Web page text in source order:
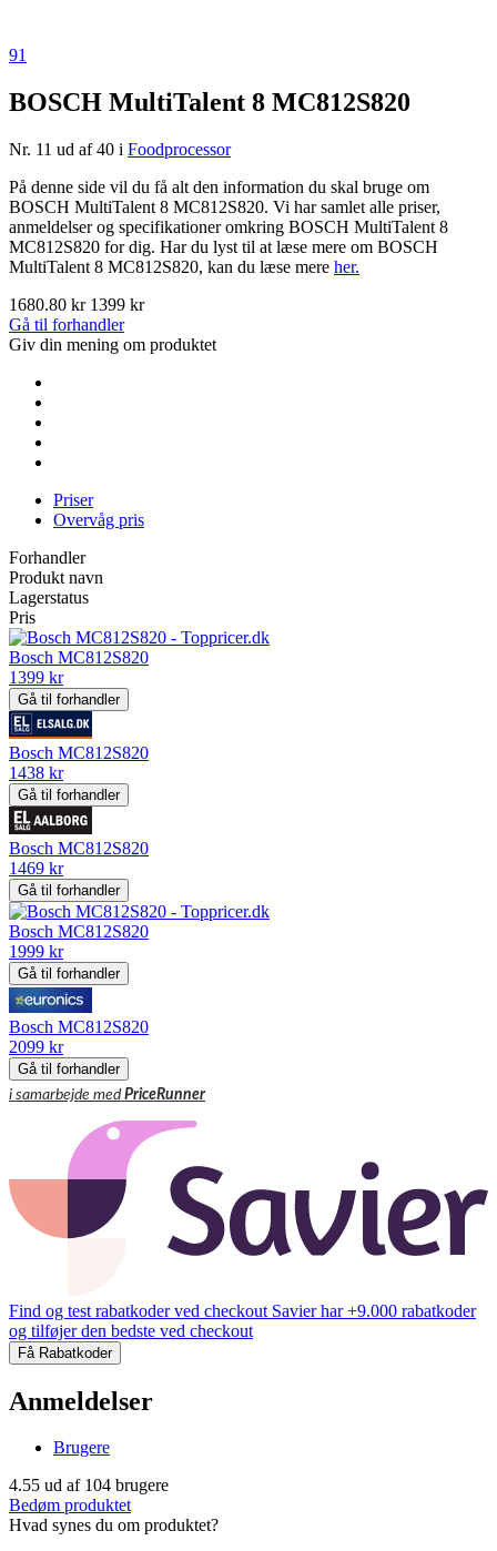
91
BOSCH MultiTalent 8 MC812S820
Nr. 11 ud af 40 i Foodprocessor
På denne side vil du få alt den information du skal bruge om
BOSCH MultiTalent 8 MC812S820. Vi har samlet alle priser,
anmeldelser og specifikationer omkring BOSCH MultiTalent 8
MC812S820 for dig. Har du lyst til at læse mere om BOSCH
MultiTalent 8 MC812S820, kan du læse mere her.
1680.80 kr 1399 kr
Gå til forhandler
Giv din mening om produktet
Priser
Overvåg pris
Forhandler
Produkt navn
Lagerstatus
Pris
Bosch MC812S820
1399 kr
Gå til forhandler
Bosch MC812S820
1438 kr
Gå til forhandler
Bosch MC812S820
1469 kr
Gå til forhandler
Bosch MC812S820
1999 kr
Gå til forhandler
Bosch MC812S820
2099 kr
Gå til forhandler
i samarbejde medPriceRunner
Find og test rabatkoder ved checkout Savier har +9.000 rabatkoder
og tilføjer den bedste ved checkout
Få Rabatkoder
Anmeldelser
Brugere
4.55 ud af 104 brugere
Bedøm produktet
Hvad synes du om produktet?